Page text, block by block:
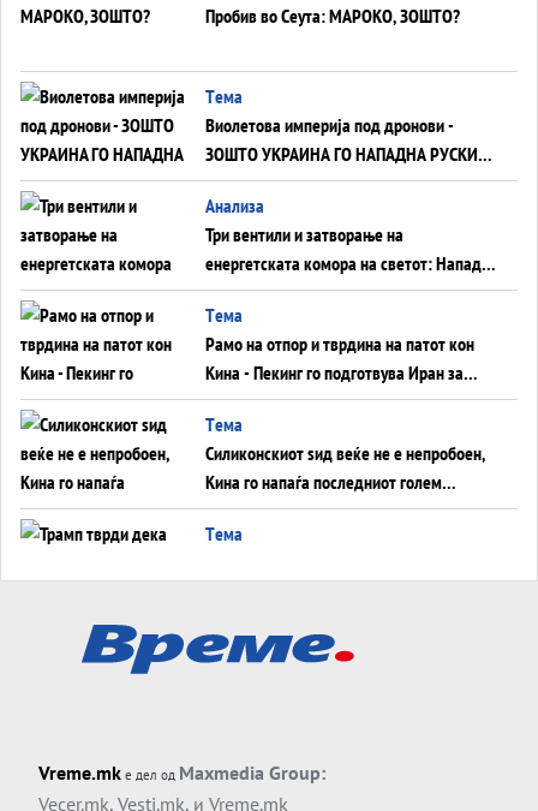
Пробив во Сеута: МАРОКО, ЗОШТО?
Tема
Виолетова империја под дронови -
ЗОШТО УКРАИНА ГО НАПАДНА РУСКИОТ
WILDBERRIES
Aнализа
Три вентили и затворање на
енергетската комора на светот: Нападот
во Суец најавува глобален енергетски
инфаркт?
Tема
Рамо на отпор и тврдина на патот кон
Кина - Пекинг го подготвува Иран за
американска копнена инвазија
Tема
Силиконскиот ѕид веќе не е непробоен,
Кина го напаѓа последниот голем
монопол на Западот?
Tема
Tема
ДЛАБОКО УДОЛУ: Сметководствените
АТОМСКО ДОМИНО НА БЛИСКИОТ
Vreme.mk е дел од Maxmedia Group:
Vecer.mk, Vesti.mk, и Vreme.mk